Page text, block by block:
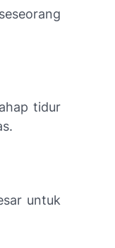
tidur
untuk